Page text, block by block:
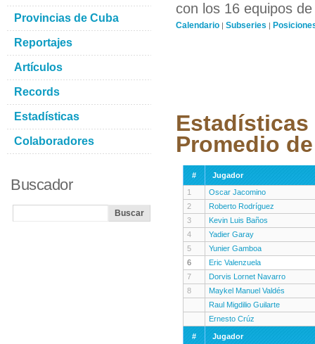
con los 16 equipos
Calendario | Subseries |
Promedio
#
Jugador
1
Oscar Jacomino
2
Roberto Rodríguez
3
Kevin Luis Baños
4
Yadier Garay
5
Yunier Gamboa
6
Eric Valenzuela
7
Dorvis Lornet Navarro
8
Maykel Manuel Valdés
Raul Migdilio Guilarte
Ernesto Crúz
#
Jugador
Provincias de Cuba
Reportajes
Artículos
Records
Estadísticas
Colaboradores
Buscador